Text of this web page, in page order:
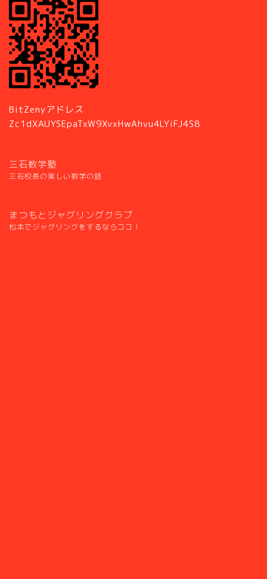
BitZenyアドレス
Zc1dXAUYSEpaTxW9XvxHwAhvu4LYiFJ4S8
三石数学塾
三石校長の楽しい数学の話
まつもとジャグリングクラブ
松本でジャグリングをするならココ！